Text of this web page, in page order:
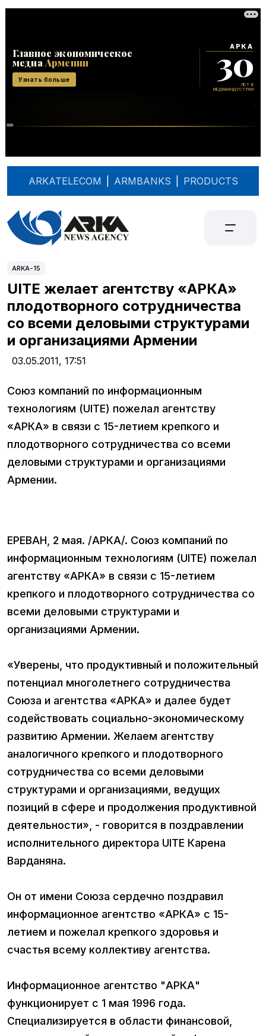
ARKATELECOM ARMBANKS PRODUCTS
ARKA-15
UITE желает агентству «АРКА»
плодотворного сотрудничества
со всеми деловыми структурами
и организациями Армении
03.05.2011, 17:51
Союз компаний по информационным
технологиям (UITE) пожелал агентству
«АРКА» в связи с 15-летием крепкого и
плодотворного сотрудничества со всеми
деловыми структурами и организациями
Армении.
ЕРЕВАН, 2 мая. /АРКА/. Союз компаний по
информационным технологиям (UITE) пожелал
агентству «АРКА» в связи с 15-летием
крепкого и плодотворного сотрудничества со
всеми деловыми структурами и
организациями Армении.
«Уверены, что продуктивный и положительный
потенциал многолетнего сотрудничества
Союза и агентства «АРКА» и далее будет
содействовать социально-экономическому
развитию Армении. Желаем агентству
аналогичного крепкого и плодотворного
сотрудничества со всеми деловыми
структурами и организациями, ведущих
позиций в сфере и продолжения продуктивной
деятельности», - говорится в поздравлении
исполнительного директора UITE Карена
Варданяна.
Он от имени Союза сердечно поздравил
информационное агентство «АРКА» с 15-
летием и пожелал крепкого здоровья и
счастья всему коллективу агентства.
Информационное агентство "АРКА"
функционирует с 1 мая 1996 года.
Специализируется в области финансовой,